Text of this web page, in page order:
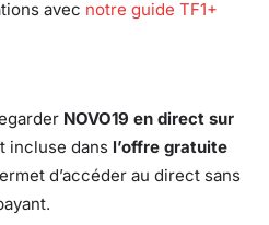
avec notre guide TF1+
NOVO19 en direct sur
incluse dans l’offre gratuite
d’accéder au direct sans